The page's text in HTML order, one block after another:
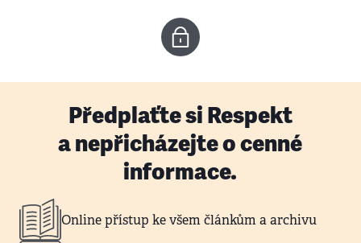
Předplaťte si Respekt
a nepřicházejte o cenné
informace.
Online přístup ke všem článkům a archivu